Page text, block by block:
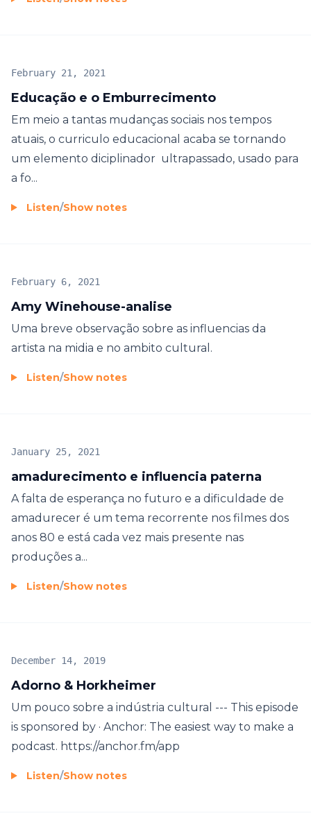
Educação e o Emburrecimento
February 21, 2021
Em meio a tantas mudanças sociais nos tempos
atuais, o curriculo educacional acaba se tornando
um elemento diciplinador ultrapassado, usado para
a fo...
Listen/Show notes
Amy Winehouse-analise
February 6, 2021
Uma breve observação sobre as influencias da
artista na midia e no ambito cultural.
Listen/Show notes
amadurecimento e influencia paterna
January 25, 2021
A falta de esperança no futuro e a dificuldade de
amadurecer é um tema recorrente nos filmes dos
anos 80 e está cada vez mais presente nas
produções a...
Listen/Show notes
Adorno & Horkheimer
December 14, 2019
Um pouco sobre a indústria cultural --- This episode
is sponsored by · Anchor: The easiest way to make a
podcast. https://anchor.fm/app
Listen/Show notes